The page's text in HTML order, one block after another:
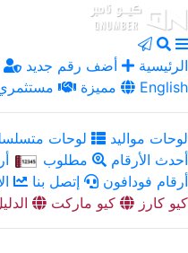
الرئيسية أضف رقم جديد
مميزة
مستثمري English
لوحات مواليد لوحات
أحدث الأرقام
مطلوب
أرقام فودافون
إتصل بنا
كيو كارز
كيو ماركت